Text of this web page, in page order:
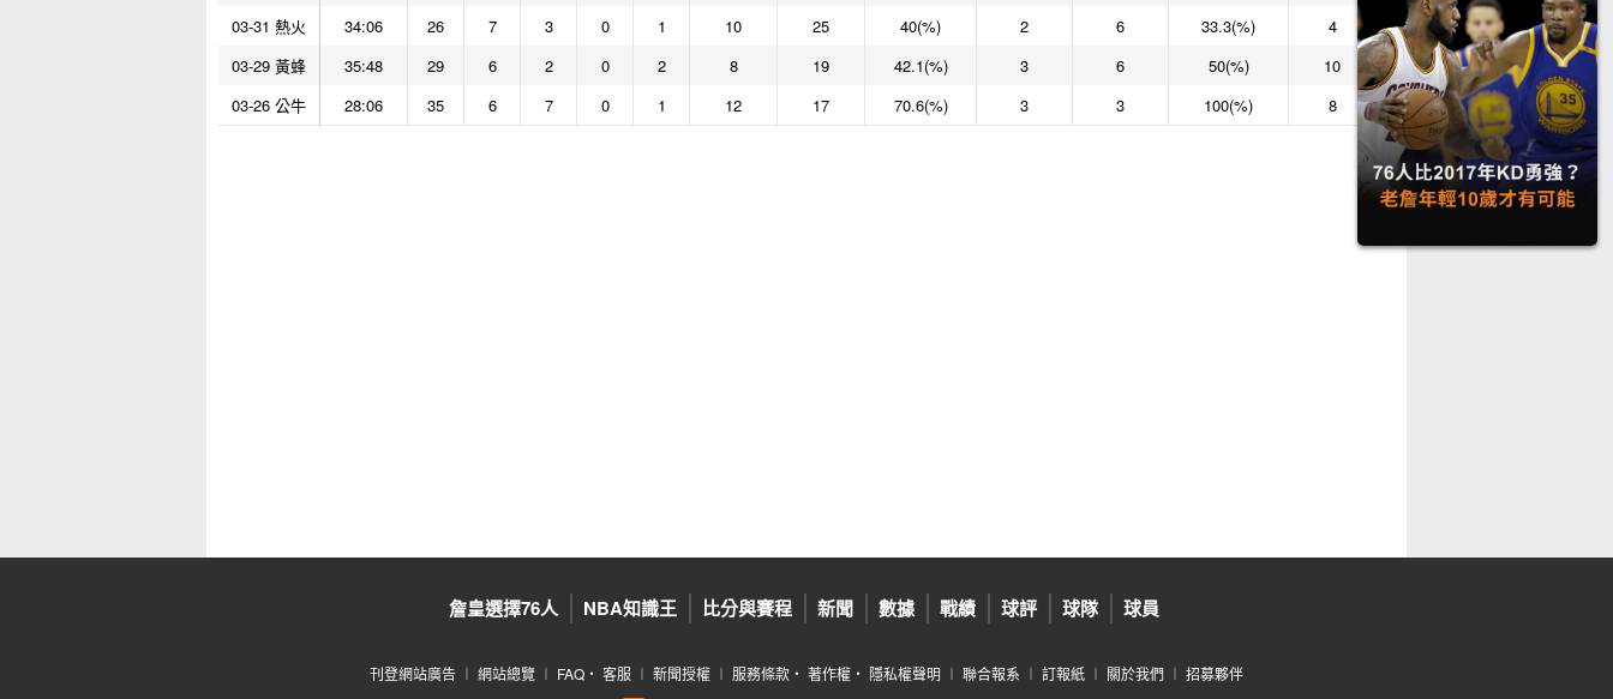
03-31 熱火
34:06 26 7 3 0 1 10 25 40(%) 2 6 33.3(%) 4 5
80(%)
03-29 黃蜂
35:48 29 6 2 0 2 8 19 42.1(%) 3 6 50(%) 10 13
76.9(%)
03-26 公牛
28:06 35 6 7 0 1 12 17 70.6(%) 3 3 100(%) 8 9 88.9(%)
詹皇選擇76人 NBA知識王 比分與賽程 新聞 數據 戰績 球評 球隊 球員
刊登網站廣告 ︱ 網站總覽 ︱ FAQ ‧ 客服 ︱ 新聞授權 ︱ 服務條款 ‧ 著作權 ‧ 隱私權聲明 ︱ 聯合報系 ︱ 訂報紙 ︱ 關於我們 ︱ 招募夥伴